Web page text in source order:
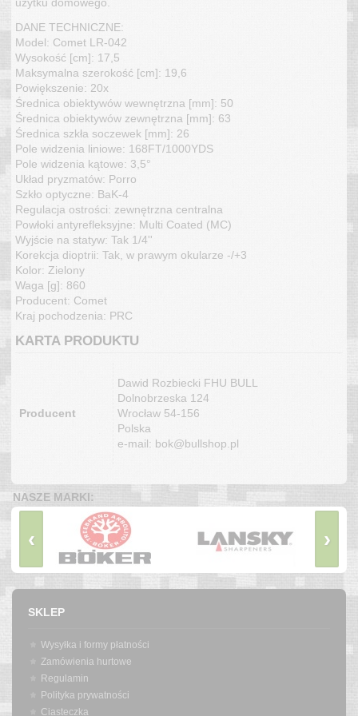
użytku domowego.
DANE TECHNICZNE:
Model: Comet LR-042
Wysokość [cm]: 17,5
Maksymalna szerokość [cm]: 19,6
Powiększenie: 20x
Średnica obiektywów wewnętrzna [mm]: 50
Średnica obiektywów zewnętrzna [mm]: 63
Średnica szkła soczewek [mm]: 26
Pole widzenia liniowe: 168FT/1000YDS
Pole widzenia kątowe: 3,5°
Układ pryzmatów: Porro
Szkło optyczne: BaK-4
Regulacja ostrości: zewnętrzna centralna
Powłoki antyrefleksyjne: Multi Coated (MC)
Wyjście na statyw: Tak 1/4''
Korekcja dioptrii: Tak, w prawym okularze -/+3
Kolor: Zielony
Waga [g]: 860
Producent: Comet
Kraj pochodzenia: PRC
KARTA PRODUKTU
Producent
Dawid Rozbiecki FHU BULL
Dolnobrzeska 124
Wrocław 54-156
Polska
e-mail: bok@bullshop.pl
NASZE MARKI:
‹ ›
SKLEP
Wysyłka i formy płatności
Zamówienia hurtowe
Regulamin
Polityka prywatności
Ciasteczka